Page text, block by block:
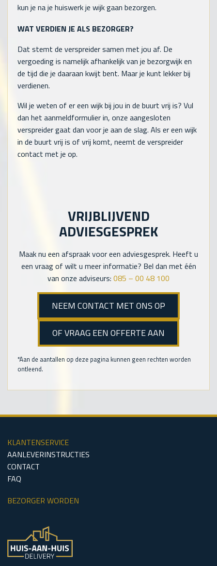
kun je na je huiswerk je wijk gaan bezorgen.
WAT VERDIEN JE ALS BEZORGER?
Dat stemt de verspreider samen met jou af. De
vergoeding is namelijk afhankelijk van je bezorgwijk en
de tijd die je daaraan kwijt bent. Maar je kunt lekker bij
verdienen.
Wil je weten of er een wijk bij jou in de buurt vrij is? Vul
dan het aanmeldformulier in, onze aangesloten
verspreider gaat dan voor je aan de slag. Als er een wijk
in de buurt vrij is of vrij komt, neemt de verspreider
contact met je op.
VRIJBLIJVEND
ADVIESGESPREK
Maak nu een afspraak voor een adviesgesprek. Heeft u
een vraag of wilt u meer informatie? Bel dan met één
van onze adviseurs: 085 – 00 48 100
NEEM CONTACT MET ONS OP
OF VRAAG EEN OFFERTE AAN
*Aan de aantallen op deze pagina kunnen geen rechten worden
ontleend.
KLANTENSERVICE
AANLEVERINSTRUCTIES
CONTACT
FAQ
BEZORGER WORDEN